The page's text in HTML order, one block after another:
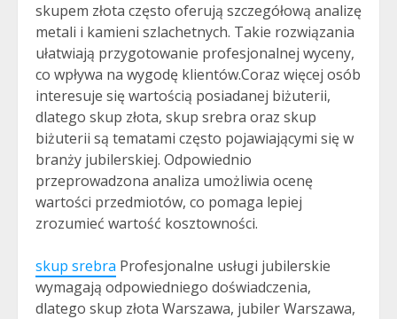
skupem złota często oferują szczegółową analizę
metali i kamieni szlachetnych. Takie rozwiązania
ułatwiają przygotowanie profesjonalnej wyceny,
co wpływa na wygodę klientów.Coraz więcej osób
interesuje się wartością posiadanej biżuterii,
dlatego skup złota, skup srebra oraz skup
biżuterii są tematami często pojawiającymi się w
branży jubilerskiej. Odpowiednio
przeprowadzona analiza umożliwia ocenę
wartości przedmiotów, co pomaga lepiej
zrozumieć wartość kosztowności.
skup srebra Profesjonalne usługi jubilerskie
wymagają odpowiedniego doświadczenia,
dlatego skup złota Warszawa, jubiler Warszawa,